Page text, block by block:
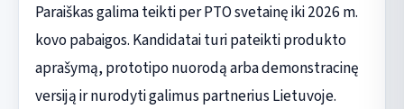
Paraiškas galima teikti per PTO svetainę iki 2026 m.
kovo pabaigos. Kandidatai turi pateikti produkto
aprašymą, prototipo nuorodą arba demonstracinę
versiją ir nurodyti galimus partnerius Lietuvoje.